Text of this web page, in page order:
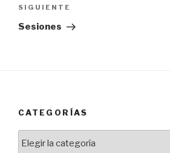
Siguiente
entrada
SIGUIENTE
Sesiones
CATEGORÍAS